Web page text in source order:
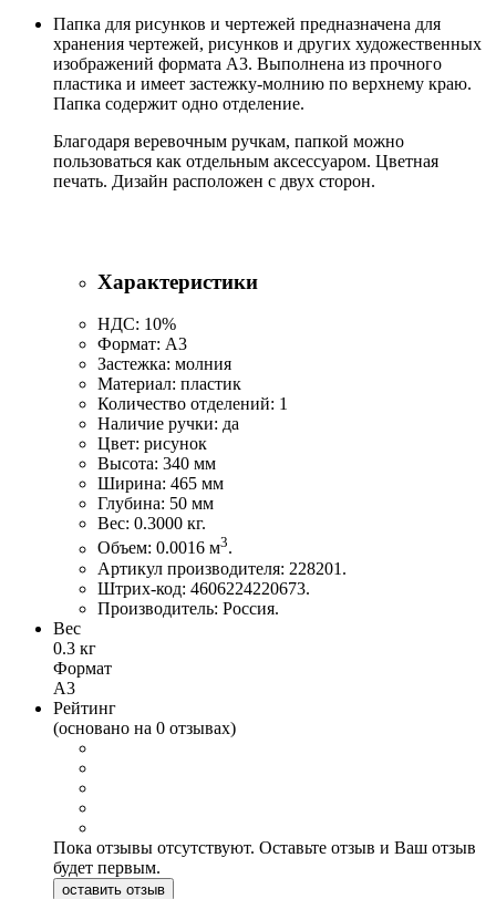
Папка для рисунков и чертежей предназначена для
хранения чертежей, рисунков и других художественных
изображений формата А3. Выполнена из прочного
пластика и имеет застежку-молнию по верхнему краю.
Папка содержит одно отделение.
Благодаря веревочным ручкам, папкой можно
пользоваться как отдельным аксессуаром. Цветная
печать. Дизайн расположен с двух сторон.
Характеристики
НДС: 10%
Формат: А3
Застежка: молния
Материал: пластик
Количество отделений: 1
Наличие ручки: да
Цвет: рисунок
Высота: 340 мм
Ширина: 465 мм
Глубина: 50 мм
Вес: 0.3000 кг.
Объем: 0.0016 м3.
Артикул производителя: 228201.
Штрих-код: 4606224220673.
Производитель: Россия.
Вес
0.3 кг
Формат
А3
Рейтинг
(основано на 0 отзывах)
Пока отзывы отсутствуют. Оставьте отзыв и Ваш отзыв
будет первым.
оставить отзыв